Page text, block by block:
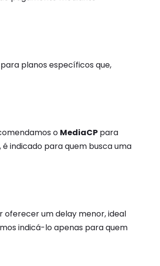
planos específicos que,
o MediaCP para
indicado para quem busca uma
oferecer um delay menor, ideal
indicá-lo apenas para quem